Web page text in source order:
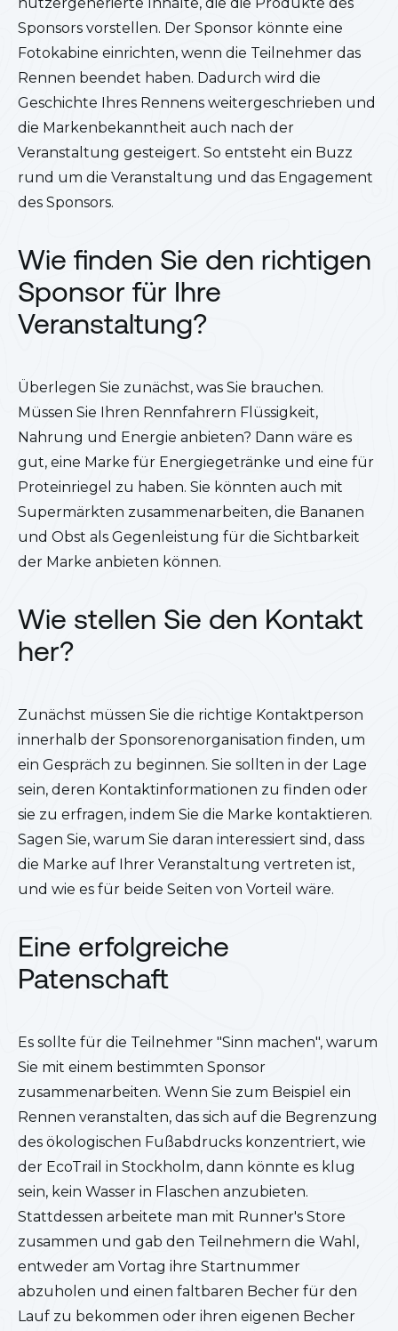
Sponsors vorstellen. Der Sponsor könnte eine
Fotokabine einrichten, wenn die Teilnehmer das
Rennen beendet haben. Dadurch wird die
Geschichte Ihres Rennens weitergeschrieben und
die Markenbekanntheit auch nach der
Veranstaltung gesteigert. So entsteht ein Buzz
rund um die Veranstaltung und das Engagement
des Sponsors.
Wie finden Sie den richtigen
Sponsor für Ihre
Veranstaltung?
Überlegen Sie zunächst, was Sie brauchen.
Müssen Sie Ihren Rennfahrern Flüssigkeit,
Nahrung und Energie anbieten? Dann wäre es
gut, eine Marke für Energiegetränke und eine für
Proteinriegel zu haben. Sie könnten auch mit
Supermärkten zusammenarbeiten, die Bananen
und Obst als Gegenleistung für die Sichtbarkeit
der Marke anbieten können.
Wie stellen Sie den Kontakt
her?
Zunächst müssen Sie die richtige Kontaktperson
innerhalb der Sponsorenorganisation finden, um
ein Gespräch zu beginnen. Sie sollten in der Lage
sein, deren Kontaktinformationen zu finden oder
sie zu erfragen, indem Sie die Marke kontaktieren.
Sagen Sie, warum Sie daran interessiert sind, dass
die Marke auf Ihrer Veranstaltung vertreten ist,
und wie es für beide Seiten von Vorteil wäre.
Eine erfolgreiche
Patenschaft
Es sollte für die Teilnehmer "Sinn machen", warum
Sie mit einem bestimmten Sponsor
zusammenarbeiten. Wenn Sie zum Beispiel ein
Rennen veranstalten, das sich auf die Begrenzung
des ökologischen Fußabdrucks konzentriert, wie
der EcoTrail in Stockholm, dann könnte es klug
sein, kein Wasser in Flaschen anzubieten.
Stattdessen arbeitete man mit Runner's Store
zusammen und gab den Teilnehmern die Wahl,
entweder am Vortag ihre Startnummer
abzuholen und einen faltbaren Becher für den
Lauf zu bekommen oder ihren eigenen Becher